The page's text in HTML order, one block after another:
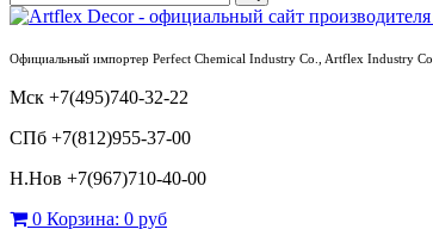
Официальный импортер Perfect Chemical Industry Co., Artflex Industry Co.
Мск +7(495)740-32-22
СПб +7(812)955-37-00
Н.Нов +7(967)710-40-00
0 Корзина: 0 руб